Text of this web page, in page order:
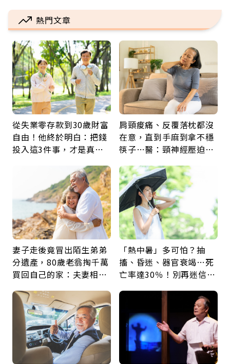
熱門文章
從失業零存款到30歲財富
自由！他終於明白：把錢
投入這3件事，才是真正
肩頸痠痛、反覆落枕都沒
在意，直到手麻到拿不穩
筷子…醫：頸神經壓迫上
鍵
妻子走後竟冒出陌生弟弟
分遺產，80歲老翁掏千萬
買回自己的家：夫妻相守
「熱中暑」多可怕？抽
搐、昏迷、器官衰竭…死
亡率達30％！別再迷信
5招才能真救命